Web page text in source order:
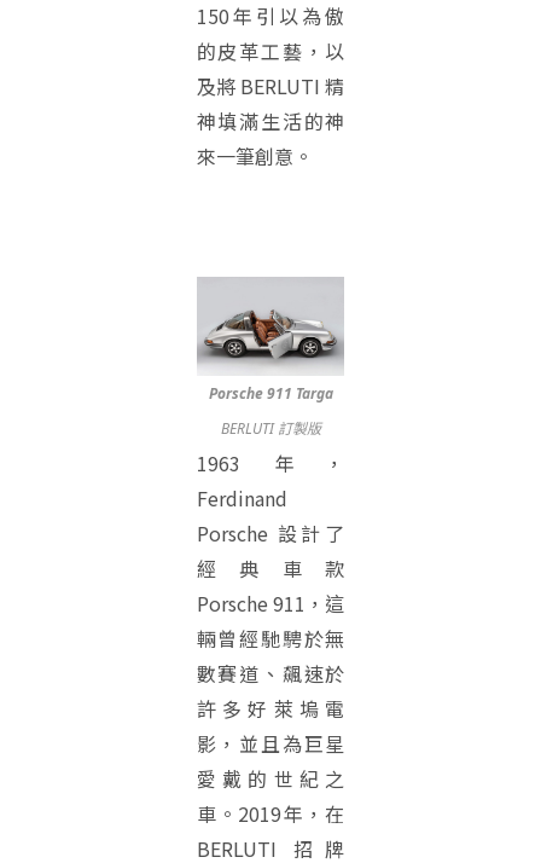
150年引以為傲
的皮革工藝，以
及將 BERLUTI 精
神填滿生活的神
來一筆創意。
Porsche 911 Targa
BERLUTI 訂製版
1963 年，
Ferdinand
Porsche 設計了
經典車款
Porsche 911，這
輛曾經馳騁於無
數賽道、飆速於
許多好萊塢電
影，並且為巨星
愛戴的世紀之
車。2019年，在
BERLUTI 招牌